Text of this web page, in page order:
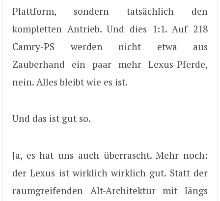
Plattform, sondern tatsächlich den
kompletten Antrieb. Und dies 1:1. Auf 218
Camry-PS werden nicht etwa aus
Zauberhand ein paar mehr Lexus-Pferde,
nein. Alles bleibt wie es ist.
Und das ist gut so.
Ja, es hat uns auch überrascht. Mehr noch:
der Lexus ist wirklich wirklich gut. Statt der
raumgreifenden Alt-Architektur mit längs